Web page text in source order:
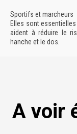
Sportifs et marcheurs
Elles sont
aident à réduire le
hanche et le dos.
A voir